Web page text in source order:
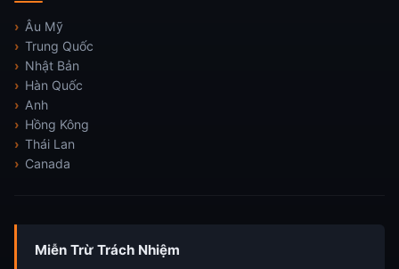
Âu Mỹ
Trung Quốc
Nhật Bản
Hàn Quốc
Anh
Hồng Kông
Thái Lan
Canada
Miễn Trừ Trách Nhiệm